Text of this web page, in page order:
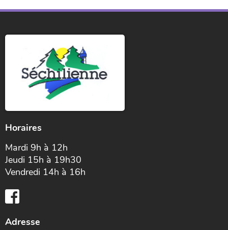
Horaires
Mardi 9h à 12h
Jeudi 15h à 19h30
Vendredi 14h à 16h
Adresse